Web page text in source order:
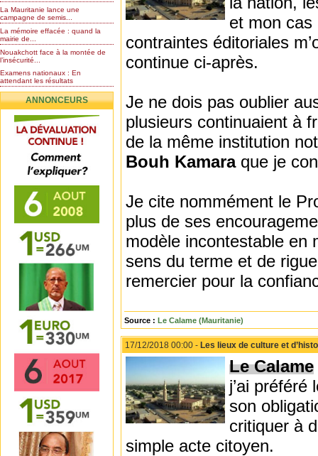
La Mauritanie lance une
campagne de semis...
La mémoire effacée : quand la
mairie de...
Nouakchott face à la montée de
l’insécurité...
Examens nationaux : En
attendant les résultats
Nomination de l’Honorable Diye
Ba au poste de...
Mauritanie : les résultats du
baccalauréat 2026...
Mauritanie : Les 10 premiers au
BEPC 2026
Un syndicat de l’enseignement
rejette la...
ANNONCEURS
et mon cas
contraintes éditoriales
continue ci-après.
Je ne dois pas oublier
plusieurs continuaient à
de la même institution
Bouh Kamara que je
Je cite nommément le
plus de ses
modèle incontestable en
sens du terme et de
remercier pour la
Source : Le Calame (Mauritanie)
17/12/2018 00:00 - Les lieux de culture et
Le Calame
j’ai
son
critiquer à
simple acte citoyen.